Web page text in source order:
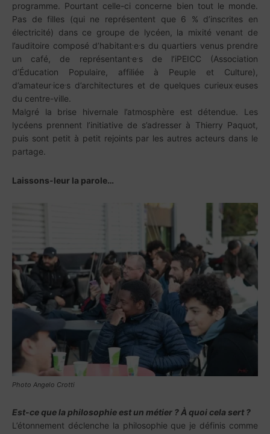
programme. Pourtant celle-ci concerne bien tout le monde.
Pas de filles (qui ne représentent que 6 % d’inscrites en
électricité) dans ce groupe de lycéen, la mixité venant de
l’auditoire composé d’habitant.e.s du quartiers venus prendre
un café, de représentant.e.s de l’iPEICC (Association
d’Éducation Populaire, affiliée à Peuple et Culture),
d’amateur.ice.s d’architectures et de quelques curieux.euses
du centre-ville.
Malgré la brise hivernale l’atmosphère est détendue. Les
lycéens prennent l’initiative de s’adresser à Thierry Paquot,
puis sont petit à petit rejoints par les autres acteurs dans le
partage.
Laissons-leur la parole…
Photo Angelo Crotti
Est-ce que la philosophie est un métier ? À quoi cela sert ?
L’étonnement déclenche la philosophie que je définis comme